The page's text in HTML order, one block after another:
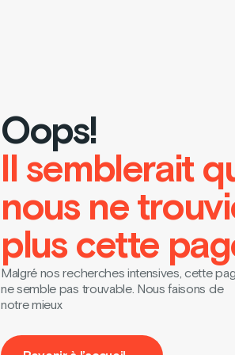
Oops!
Il semblerait
nous ne
plus cette
Malgré nos recherches intensives, cette
ne semble pas trouvable. Nous faisons de
notre mieux